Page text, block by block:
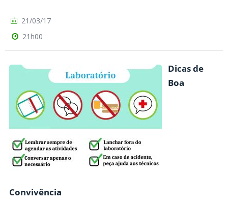
21/03/17
21h00
Dicas de
Boa
Convivência